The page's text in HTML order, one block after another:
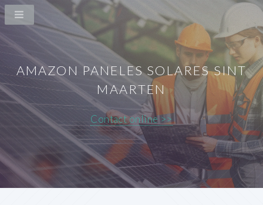
AMAZON PANELES SOLARES SINT
MAARTEN
Contact online >>